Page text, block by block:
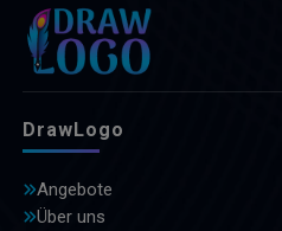
DrawLogo
Angebote
Über uns